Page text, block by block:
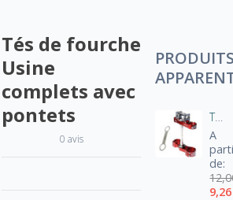
Tés de fourche
Usine
complets avec
pontets
0 avis
Tés de fourche Usine complets avec pontet rigidificateur. roulement inférieur et écrou spécial
A
de: